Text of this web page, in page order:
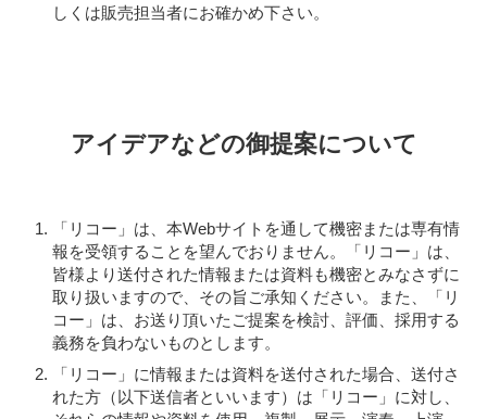
しくは販売担当者にお確かめ下さい。
アイデアなどの御提案について
「リコー」は、本Webサイトを通して機密または専有情
報を受領することを望んでおりません。「リコー」は、
皆様より送付された情報または資料も機密とみなさずに
取り扱いますので、その旨ご承知ください。また、「リ
コー」は、お送り頂いたご提案を検討、評価、採用する
義務を負わないものとします。
「リコー」に情報または資料を送付された場合、送付さ
れた方（以下送信者といいます）は「リコー」に対し、